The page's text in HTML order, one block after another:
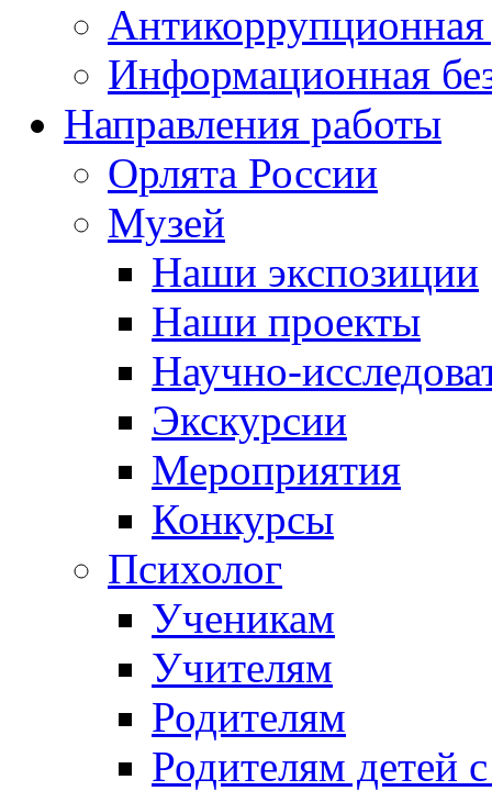
Антикоррупционная
Информационная
Направления работы
Орлята России
Музей
Наши экспозиции
Наши проекты
Научно-
Экскурсии
Мероприятия
Конкурсы
Психолог
Ученикам
Учителям
Родителям
Родителям детей